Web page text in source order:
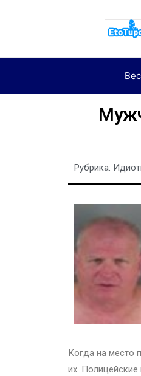
Рубрика:
Когда на место
их.